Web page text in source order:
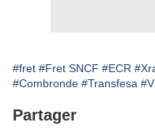
#fret #Fret SNCF #ECR
#Combronde #Transfesa
Partager